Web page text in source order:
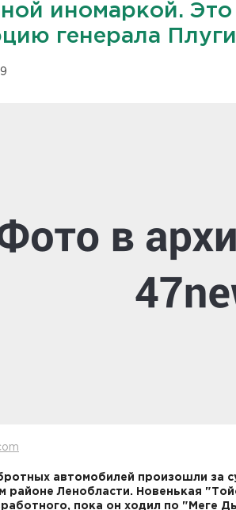
иномаркой. Это
генерала
автомобилей произошли за
районе Ленобласти. Новенькая
пока он ходил по "Меге